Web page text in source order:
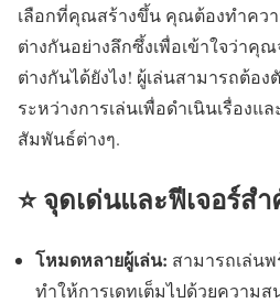
เลือกที่คุณสร้างขึ้น คุณต้องทำคว
ต่างกันอย่างลึกซึ้งเพื่อเข้าใจว่าคุ
ต่างกันได้ยังไง! ผู้เล่นสามารถต้อ
ระหว่างการเล่นเพื่อดำเนินเรื่องแ
สัมพันธ์ต่างๆ.
⭐ จุดเด่นและฟีเจอร์ส
โหมดหลายผู้เล่น: สามารถเล่น
ทำให้การเดทเต็มไปด้วยความ